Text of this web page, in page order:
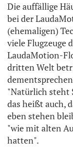
Die auffällige
bei der
(ehemaligen)
viele Flugzeuge
LaudaMotion-
dritten Welt
"Natürlich steht
das heißt auch,
eben stehen
"wie mit alten
hatten".